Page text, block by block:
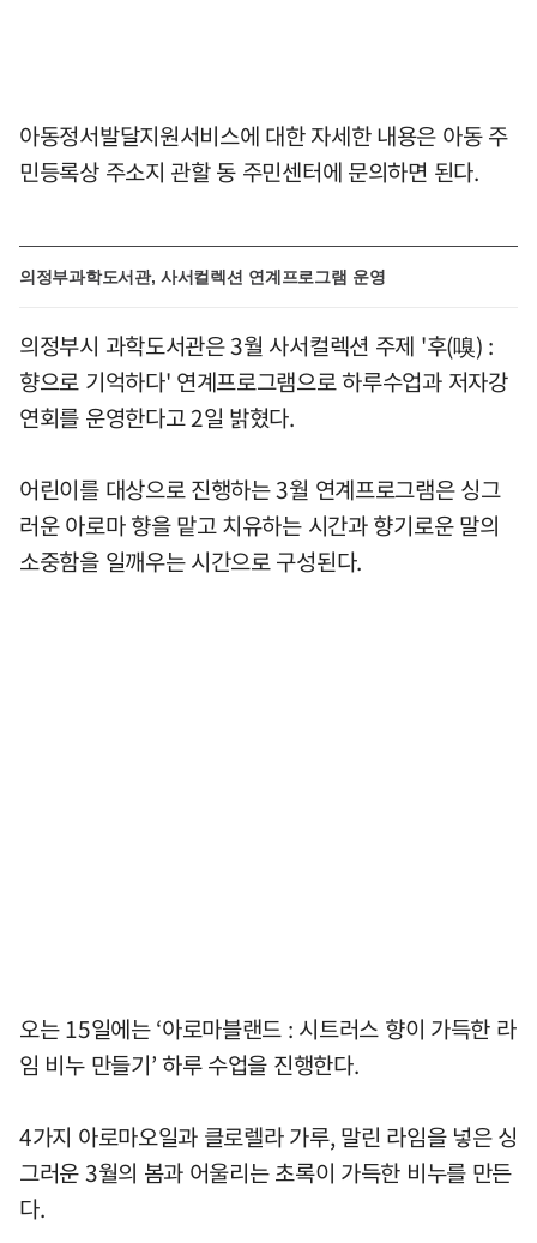
아동정서발달지원서비스에 대한 자세한 내용은 아동 주
민등록상 주소지 관할 동 주민센터에 문의하면 된다.
의정부과학도서관, 사서컬렉션 연계프로그램 운영
의정부시 과학도서관은 3월 사서컬렉션 주제 '후(嗅) :
향으로 기억하다' 연계프로그램으로 하루수업과 저자강
연회를 운영한다고 2일 밝혔다.
어린이를 대상으로 진행하는 3월 연계프로그램은 싱그
러운 아로마 향을 맡고 치유하는 시간과 향기로운 말의
소중함을 일깨우는 시간으로 구성된다.
오는 15일에는 ‘아로마블랜드 : 시트러스 향이 가득한 라
임 비누 만들기’ 하루 수업을 진행한다.
4가지 아로마오일과 클로렐라 가루, 말린 라임을 넣은 싱
그러운 3월의 봄과 어울리는 초록이 가득한 비누를 만든
다.